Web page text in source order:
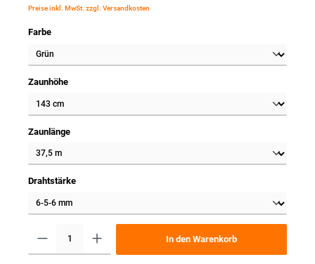
Preise inkl. MwSt. zzgl. Versandkosten
Farbe
Zaunhöhe
Zaunlänge
Drahtstärke
In den Warenkorb